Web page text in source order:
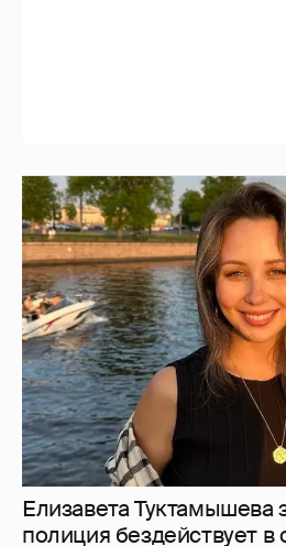
Елизавета Туктамышева
полиция бездействует в
жалобы на сталкера
35